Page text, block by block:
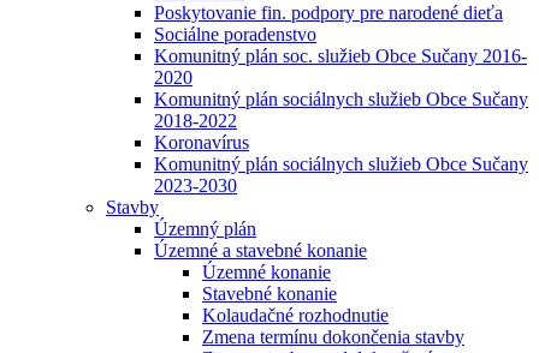
Poskytovanie fin. podpory pre narodené dieťa
Sociálne poradenstvo
Komunitný plán soc. služieb Obce Sučany 2016-
2020
Komunitný plán sociálnych služieb Obce Sučany
2018-2022
Koronavírus
Komunitný plán sociálnych služieb Obce Sučany
2023-2030
Stavby
Územný plán
Územné a stavebné konanie
Územné konanie
Stavebné konanie
Kolaudačné rozhodnutie
Zmena termínu dokončenia stavby